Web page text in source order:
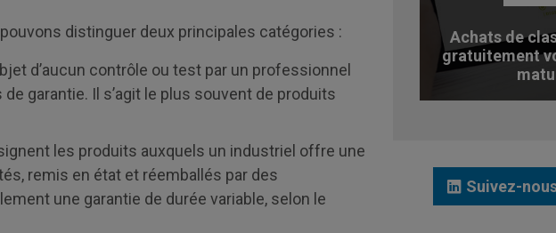
distinguer deux principales catégories :
d’aucun contrôle ou test par un professionnel
garantie. Il s’agit le plus souvent de produits
les produits auxquels un industriel offre une
remis en état et réemballés par des
une garantie de durée variable, selon le
Achats de
gratuitement
Suivez-